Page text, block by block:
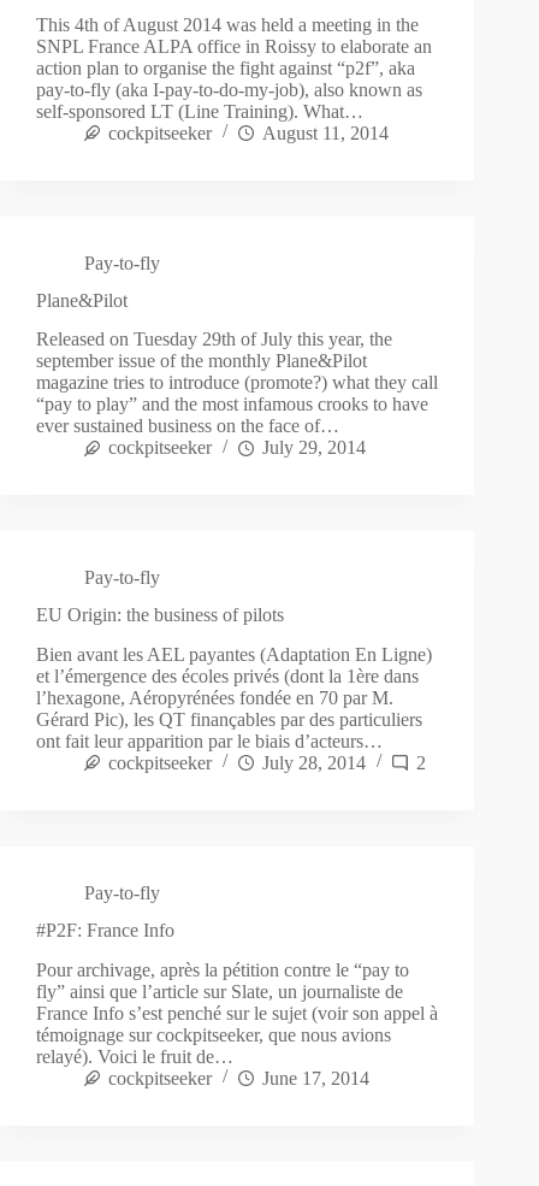
This 4th of August 2014 was held a meeting in the
SNPL France ALPA office in Roissy to elaborate an
action plan to organise the fight against “p2f”, aka
pay-to-fly (aka I-pay-to-do-my-job), also known as
self-sponsored LT (Line Training). What…
cockpitseeker
August 11, 2014
Pay-to-fly
Plane&Pilot
Released on Tuesday 29th of July this year, the
september issue of the monthly Plane&Pilot
magazine tries to introduce (promote?) what they call
“pay to play” and the most infamous crooks to have
ever sustained business on the face of…
cockpitseeker
July 29, 2014
Pay-to-fly
EU Origin: the business of pilots
Bien avant les AEL payantes (Adaptation En Ligne)
et l’émergence des écoles privés (dont la 1ère dans
l’hexagone, Aéropyrénées fondée en 70 par M.
Gérard Pic), les QT finançables par des particuliers
ont fait leur apparition par le biais d’acteurs…
cockpitseeker
July 28, 2014 2
Pay-to-fly
#P2F: France Info
Pour archivage, après la pétition contre le “pay to
fly” ainsi que l’article sur Slate, un journaliste de
France Info s’est penché sur le sujet (voir son appel à
témoignage sur cockpitseeker, que nous avions
relayé). Voici le fruit de…
cockpitseeker
June 17, 2014